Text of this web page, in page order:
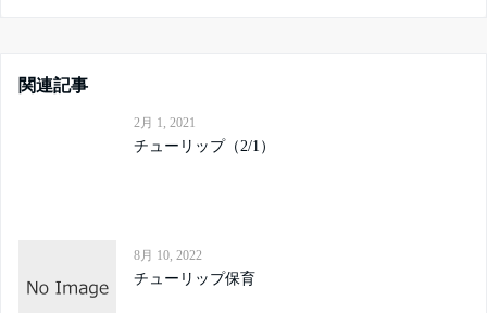
関連記事
2月 1, 2021
チューリップ（2/1）
8月 10, 2022
チューリップ保育